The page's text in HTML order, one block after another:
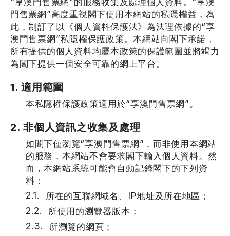
門售票網”高度重視閣下使用本網站的私隱權益，為
此，制訂了以《個人資料保護法》為法理依據的“享
澳門售票網”私隱權保護政策。本網站向閣下承諾，
所有提供的個人資料均屬本政策的保護範圍並將竭力
為閣下提供一個安全可靠的網上平台。
1. 適用範圍
本私隱權保護政策適用於“享澳門售票網”。
2. 非個人資訊之收集及處理
如閣下僅瀏覽“享澳門售票網”，而非使用本網站
的服務，本網站不會要求閣下輸入個人資料。然
而，本網站系統可能會自動記錄閣下的下列資
料：
所在的互聯網域名、IP地址及所在地區；
所使用的瀏覽器版本；
所瀏覽的網頁；